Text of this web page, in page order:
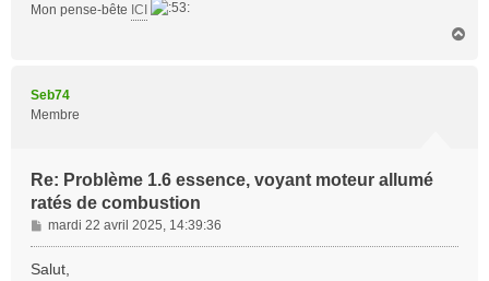
Mon pense-bête ICI
Seb74
Membre
Re: Problème 1.6 essence, voyant moteur allumé
ratés de combustion
M
e
mardi 22 avril 2025, 14:39:36
Salut,